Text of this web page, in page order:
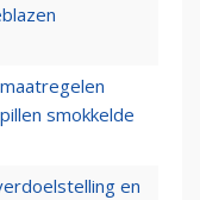
smokkelde
en